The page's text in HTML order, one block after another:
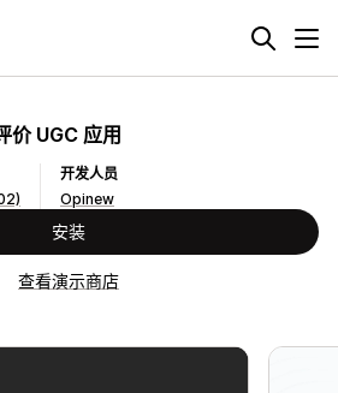
价 UGC 应用
开发人员
Opinew
安装
查看演示商店